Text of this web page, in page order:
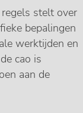
stelt over
bepalingen
werktijden en
cao is
aan de